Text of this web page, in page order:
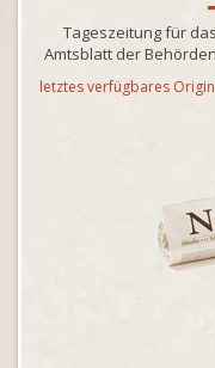
Tageszeitung für
Amtsblatt der
letztes verfügbares